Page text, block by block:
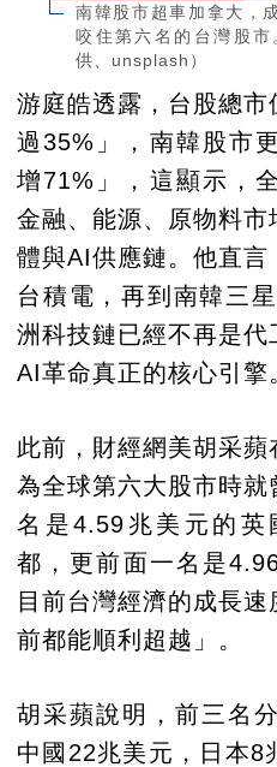
南韓股市超車加拿大，
咬住第六名的台灣股
供、unsplash）
游庭皓透露，台股總
過35%」，南韓股市
增71%」，這顯示，
金融、能源、原物料
體與AI供應鏈。他直
台積電，再到南韓三
洲科技鏈已經不再是
AI革命真正的核心引擎
此前，財經網美胡采
為全球第六大股市時
名是4.59兆美元的英
都，更前面一名是
目前台灣經濟的成長
前都能順利超越」。
胡采蘋說明，前三名
中國22兆美元，日本8